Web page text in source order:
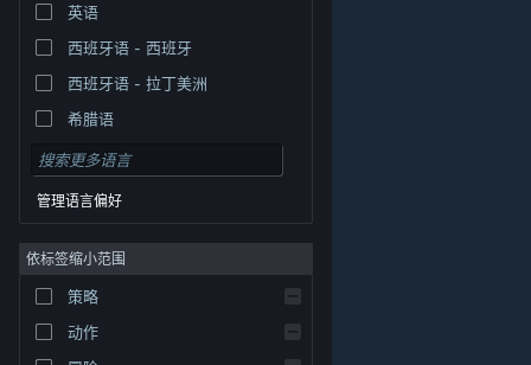
© Valve Corporation。保留所有权利。所有商标均为其在
律信息| 无障碍
英语
西班牙语 - 西班牙
西班牙语 - 拉丁美洲
希腊语
管理语言偏好
依标签缩小范围
策略
动作